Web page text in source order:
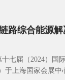
路综合能源
十七届（2024）国
于上海国家会展